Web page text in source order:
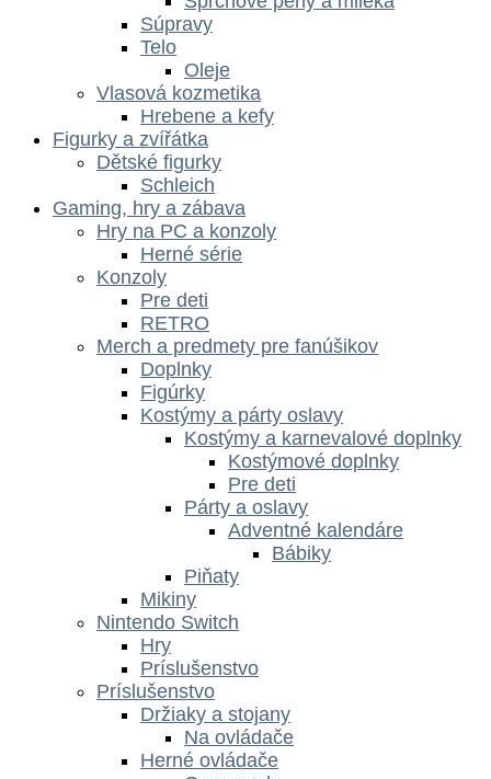
Súpravy
Telo
Oleje
Vlasová kozmetika
Hrebene a kefy
Figurky a zvířátka
Dětské figurky
Schleich
Gaming, hry a zábava
Hry na PC a konzoly
Herné série
Konzoly
Pre deti
RETRO
Merch a predmety pre fanúšikov
Doplnky
Figúrky
Kostýmy a párty oslavy
Kostýmy a karnevalové doplnky
Kostýmové doplnky
Pre deti
Párty a oslavy
Adventné kalendáre
Bábiky
Piňaty
Mikiny
Nintendo Switch
Hry
Príslušenstvo
Príslušenstvo
Držiaky a stojany
Na ovládače
Herné ovládače